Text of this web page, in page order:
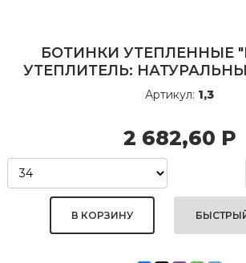
БОТИНКИ УТЕПЛЕННЫЕ
УТЕПЛИТЕЛЬ:
Артикул: 1,3
2 682,60 Р